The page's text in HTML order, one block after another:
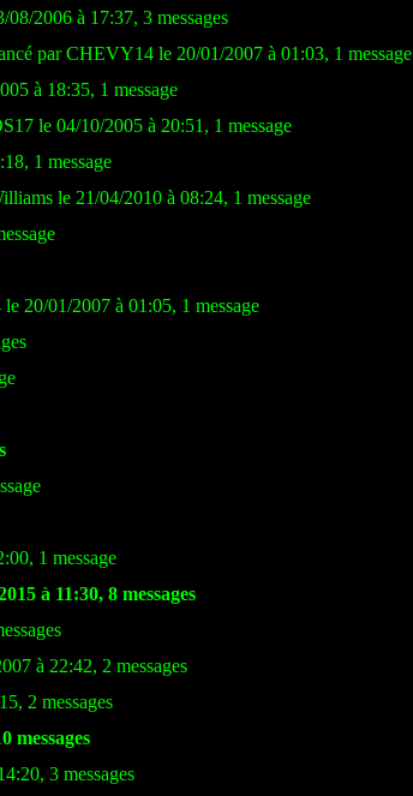
2006 à 17:37, 3 messages
par CHEVY14 le 20/01/2007 à 01:03, 1 message
à 18:35, 1 message
le 04/10/2005 à 20:51, 1 message
1 message
le 21/04/2010 à 08:24, 1 message
20/01/2007 à 01:05, 1 message
1 message
à 11:30, 8 messages
à 22:42, 2 messages
2 messages
messages
3 messages